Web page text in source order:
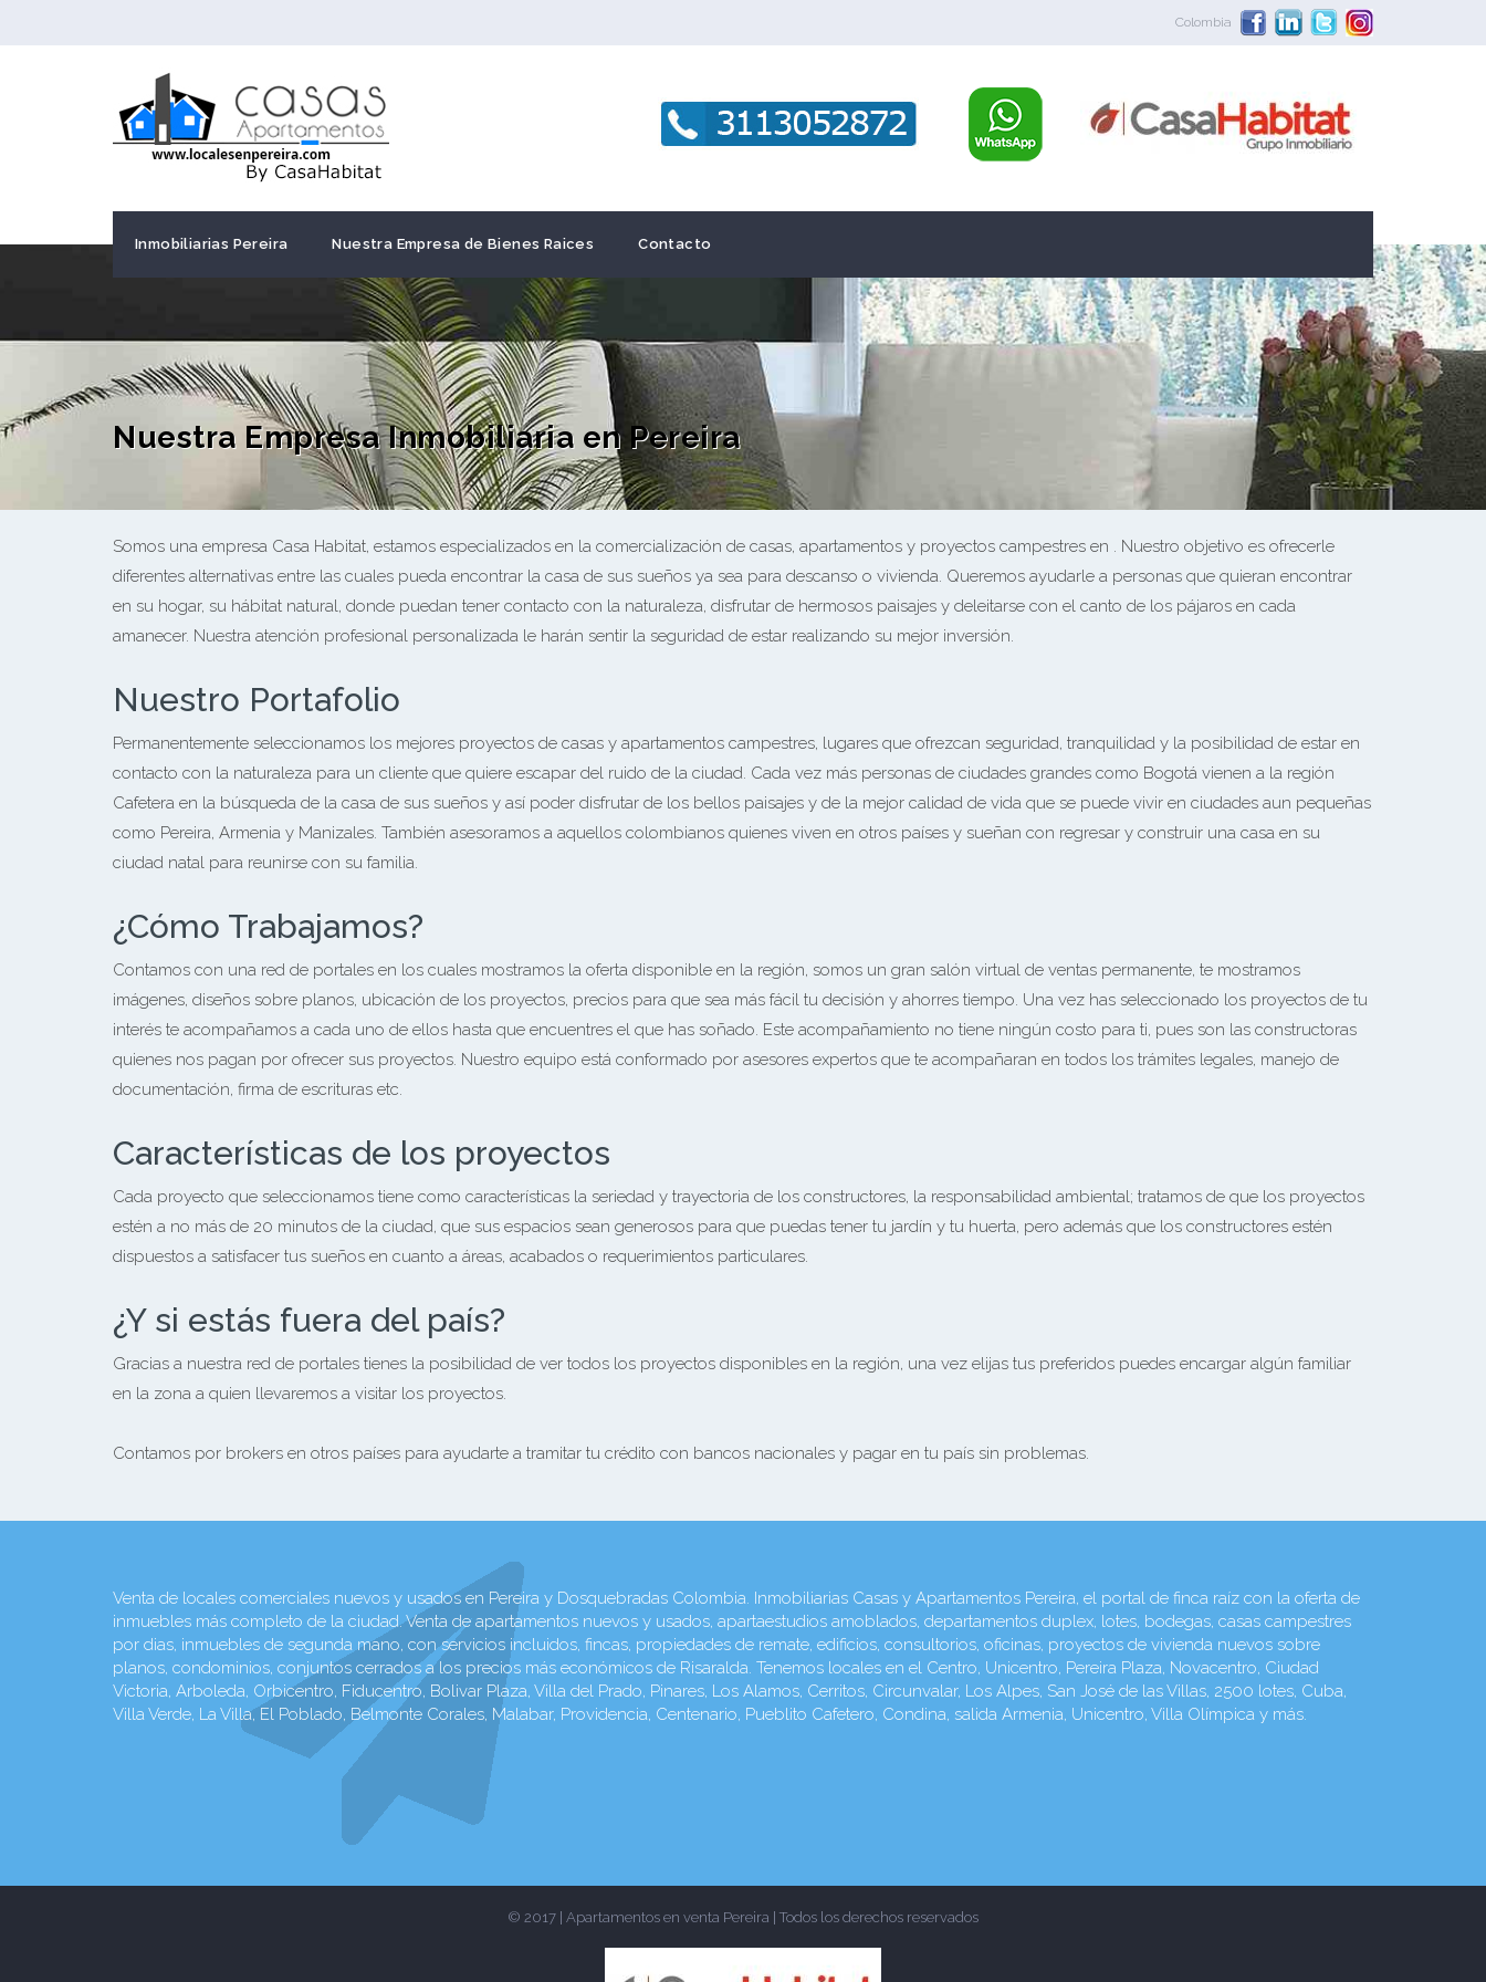
Colombia
Inmobiliarias Pereira Nuestra Empresa de Bienes Raices Contacto
Nuestra Empresa Inmobiliaria en Pereira
Somos una empresa Casa Habitat, estamos especializados en la comercialización de casas, apartamentos y proyectos campestres en . Nuestro objetivo es ofrecerle
diferentes alternativas entre las cuales pueda encontrar la casa de sus sueños ya sea para descanso o vivienda. Queremos ayudarle a personas que quieran encontrar
en su hogar, su hábitat natural, donde puedan tener contacto con la naturaleza, disfrutar de hermosos paisajes y deleitarse con el canto de los pájaros en cada
amanecer. Nuestra atención profesional personalizada le harán sentir la seguridad de estar realizando su mejor inversión.
Nuestro Portafolio
Permanentemente seleccionamos los mejores proyectos de casas y apartamentos campestres, lugares que ofrezcan seguridad, tranquilidad y la posibilidad de estar en
contacto con la naturaleza para un cliente que quiere escapar del ruido de la ciudad. Cada vez más personas de ciudades grandes como Bogotá vienen a la región
Cafetera en la búsqueda de la casa de sus sueños y así poder disfrutar de los bellos paisajes y de la mejor calidad de vida que se puede vivir en ciudades aun pequeñas
como Pereira, Armenia y Manizales. También asesoramos a aquellos colombianos quienes viven en otros países y sueñan con regresar y construir una casa en su
ciudad natal para reunirse con su familia.
¿Cómo Trabajamos?
Contamos con una red de portales en los cuales mostramos la oferta disponible en la región, somos un gran salón virtual de ventas permanente, te mostramos
imágenes, diseños sobre planos, ubicación de los proyectos, precios para que sea más fácil tu decisión y ahorres tiempo. Una vez has seleccionado los proyectos de tu
interés te acompañamos a cada uno de ellos hasta que encuentres el que has soñado. Este acompañamiento no tiene ningún costo para ti, pues son las constructoras
quienes nos pagan por ofrecer sus proyectos. Nuestro equipo está conformado por asesores expertos que te acompañaran en todos los trámites legales, manejo de
documentación, firma de escrituras etc.
Características de los proyectos
Cada proyecto que seleccionamos tiene como características la seriedad y trayectoria de los constructores, la responsabilidad ambiental; tratamos de que los proyectos
estén a no más de 20 minutos de la ciudad, que sus espacios sean generosos para que puedas tener tu jardín y tu huerta, pero además que los constructores estén
dispuestos a satisfacer tus sueños en cuanto a áreas, acabados o requerimientos particulares.
¿Y si estás fuera del país?
Gracias a nuestra red de portales tienes la posibilidad de ver todos los proyectos disponibles en la región, una vez elijas tus preferidos puedes encargar algún familiar
en la zona a quien llevaremos a visitar los proyectos.
Contamos por brokers en otros países para ayudarte a tramitar tu crédito con bancos nacionales y pagar en tu país sin problemas.
Venta de locales comerciales nuevos y usados en Pereira y Dosquebradas Colombia. Inmobiliarias Casas y Apartamentos Pereira, el portal de finca raíz con la oferta de
inmuebles más completo de la ciudad. Venta de apartamentos nuevos y usados, apartaestudios amoblados, departamentos duplex, lotes, bodegas, casas campestres
por dias, inmuebles de segunda mano, con servicios incluidos, fincas, propiedades de remate, edificios, consultorios, oficinas, proyectos de vivienda nuevos sobre
planos, condominios, conjuntos cerrados a los precios más económicos de Risaralda. Tenemos locales en el Centro, Unicentro, Pereira Plaza, Novacentro, Ciudad
Victoria, Arboleda, Orbicentro, Fiducentro, Bolivar Plaza, Villa del Prado, Pinares, Los Alamos, Cerritos, Circunvalar, Los Alpes, San José de las Villas, 2500 lotes, Cuba,
Villa Verde, La Villa, El Poblado, Belmonte Corales, Malabar, Providencia, Centenario, Pueblito Cafetero, Condina, salida Armenia, Unicentro, Villa Olímpica y más.
© 2017 | Apartamentos en venta Pereira | Todos los derechos reservados